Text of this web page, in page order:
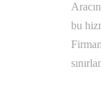
bu